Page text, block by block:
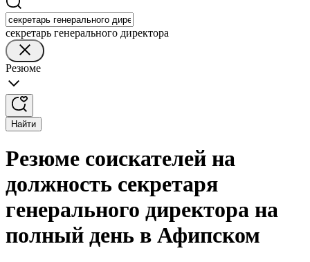
секретарь генерального директора
Резюме
Найти
Резюме соискателей на
должность секретаря
генерального директора на
полный день в Афипском